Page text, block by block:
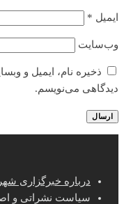
ایمیل *
وب‌سایت
ذخیره نام، ایمیل و
دیدگاهی می‌نویسم.
درباره خبرگزاری
سیاست نشراتی و